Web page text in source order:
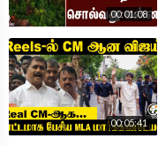
00:01:08
00:05:41